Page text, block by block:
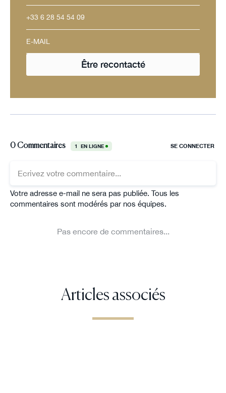
Articles associés